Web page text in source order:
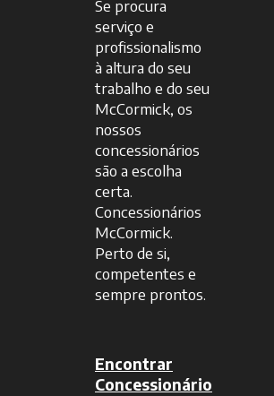
Se procura
serviço e
profissionalismo
à altura do seu
trabalho e do seu
McCormick, os
nossos
concessionários
são a escolha
certa.
Concessionários
McCormick.
Perto de si,
competentes e
sempre prontos.
Encontrar
Concessionário